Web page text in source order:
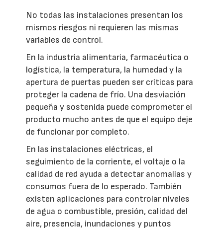
No todas las instalaciones presentan los
mismos riesgos ni requieren las mismas
variables de control.
En la industria alimentaria, farmacéutica o
logística, la temperatura, la humedad y la
apertura de puertas pueden ser críticas para
proteger la cadena de frío. Una desviación
pequeña y sostenida puede comprometer el
producto mucho antes de que el equipo deje
de funcionar por completo.
En las instalaciones eléctricas, el
seguimiento de la corriente, el voltaje o la
calidad de red ayuda a detectar anomalías y
consumos fuera de lo esperado. También
existen aplicaciones para controlar niveles
de agua o combustible, presión, calidad del
aire, presencia, inundaciones y puntos